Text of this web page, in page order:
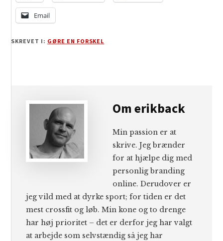
Email
SKREVET I: GØRE EN FORSKEL
Omerikback
Min passion er at
skrive. Jeg brænder
for at hjælpe dig med
personlig branding
online. Derudover er
jeg vild med at dyrke sport; for tiden er det
mest crossfit og løb. Min kone og to drenge
har høj prioritet – det er derfor jeg har valgt
at arbejde som selvstændig så jeg har